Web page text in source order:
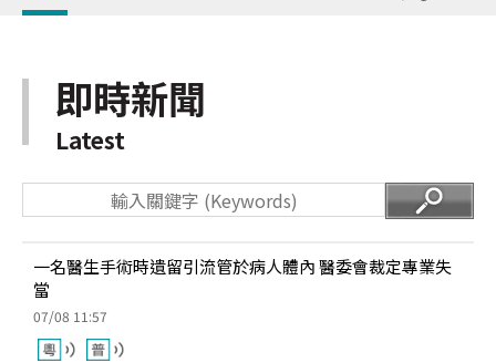
即時新聞
Latest
一名醫生手術時遺留引流管於病人體內 醫委會裁定專業失
當
07/08 11:57